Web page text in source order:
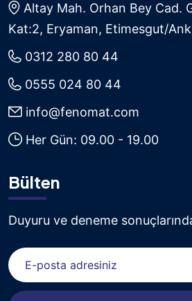
Altay Mah. Orhan Bey Cad.
Kat:2, Eryaman, Etimesgut/
0312 280 80 44
0555 024 80 44
info@fenomat.com
Her Gün: 09.00 - 19.00
Bülten
Duyuru ve deneme